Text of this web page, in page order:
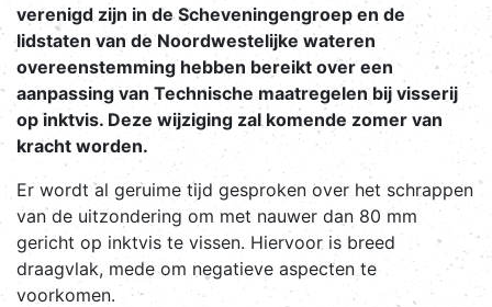
verenigd zijn in de Scheveningengroep en de
lidstaten van de Noordwestelijke wateren
overeenstemming hebben bereikt over een
aanpassing van Technische maatregelen bij visserij
op inktvis. Deze wijziging zal komende zomer van
kracht worden.
Er wordt al geruime tijd gesproken over het schrappen
van de uitzondering om met nauwer dan 80 mm
gericht op inktvis te vissen. Hiervoor is breed
draagvlak, mede om negatieve aspecten te
voorkomen.